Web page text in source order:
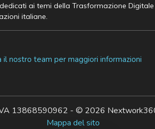
ai temi della Trasformazione
italiane.
il nostro team per maggiori informazioni
13868590962 - © 2026
Mappa del sito